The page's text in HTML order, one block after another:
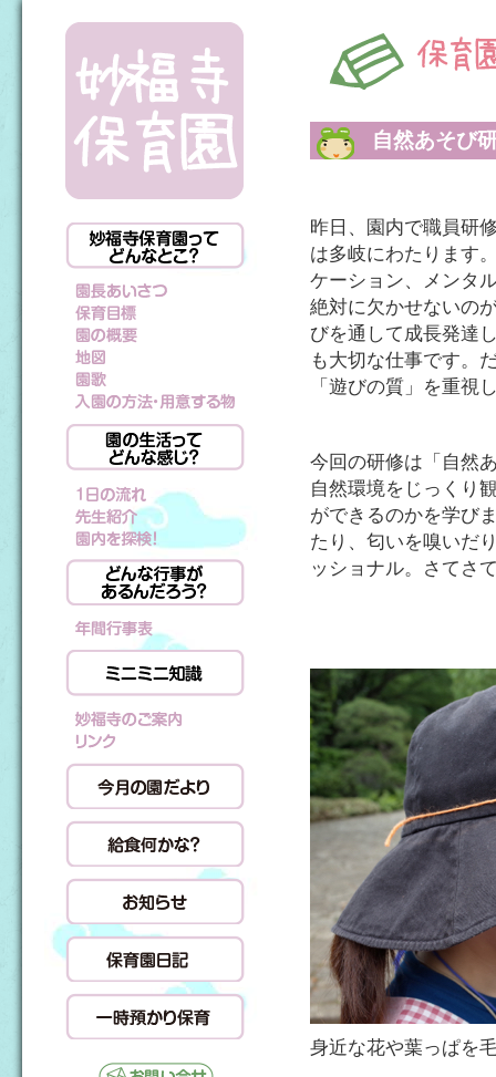
自然あそび
昨日、園内で職員研
は多岐にわたります
ケーション、メンタ
絶対に欠かせないの
びを通して成長発達
も大切な仕事です。
「遊びの質」を重視
今回の研修は「自然
自然環境をじっくり
ができるのかを学び
たり、匂いを嗅いだ
ッショナル。さてさ
身近な花や葉っぱを